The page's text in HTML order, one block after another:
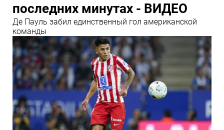
последних минутах - ВИДЕО
Де Пауль забил единственный гол американской
команды